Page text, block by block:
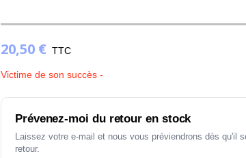
20,50 € TTC
Victime de son succès -
Prévenez-moi du retour en stock
Laissez votre e-mail et nous vous préviendrons dès qu'il
retour.